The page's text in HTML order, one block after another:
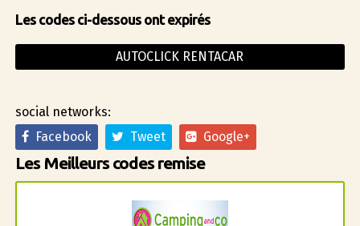
Les codes ci-dessous ont expirés
AUTOCLICK RENTACAR
social networks:
Facebook
Tweet Google+
Les Meilleurs codes remise